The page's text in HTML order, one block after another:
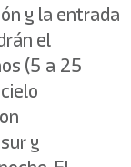
y la entrada
el
(5 a 25
y